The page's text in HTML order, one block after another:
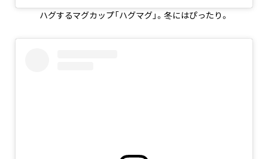
ハグするマグカップ「ハグマグ」。冬にはぴったり。